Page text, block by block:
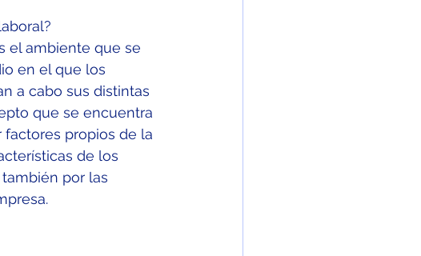
el ambiente que se
en el que los
a cabo sus distintas
que se encuentra
propios de la
de los
por las